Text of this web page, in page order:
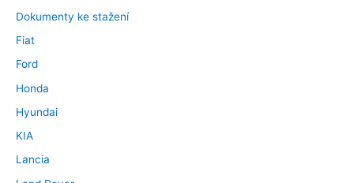
Dokumenty ke stažení
Fiat
Ford
Honda
Hyundai
KIA
Lancia